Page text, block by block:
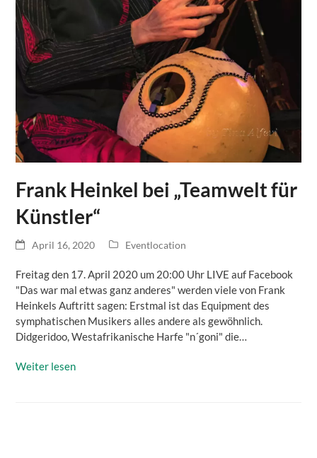
Frank Heinkel bei „Teamwelt für
Künstler“
April 16, 2020 Eventlocation
Freitag den 17. April 2020 um 20:00 Uhr LIVE auf Facebook
"Das war mal etwas ganz anderes" werden viele von Frank
Heinkels Auftritt sagen: Erstmal ist das Equipment des
symphatischen Musikers alles andere als gewöhnlich.
Didgeridoo, Westafrikanische Harfe "n´goni" die…
Weiter lesen